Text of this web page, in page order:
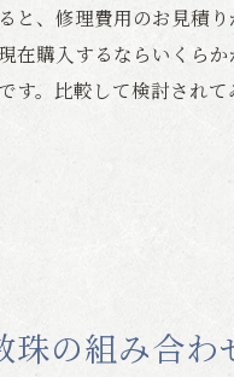
と、修理費用のお見積り
在購入するならいくら
す。比較して検討され
珠の組み合わ